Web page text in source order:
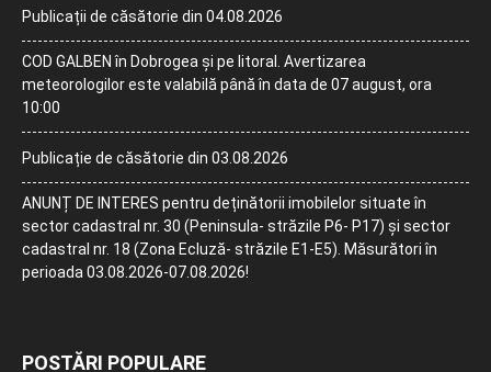
Publicații de căsătorie din 04.08.2026
COD GALBEN în Dobrogea și pe litoral. Avertizarea
meteorologilor este valabilă până în data de 07 august, ora
10:00
Publicație de căsătorie din 03.08.2026
ANUNȚ DE INTERES pentru deținătorii imobilelor situate în
sector cadastral nr. 30 (Peninsula- străzile P6- P17) și sector
cadastral nr. 18 (Zona Ecluză- străzile E1-E5). Măsurători în
perioada 03.08.2026-07.08.2026!
POSTĂRI POPULARE